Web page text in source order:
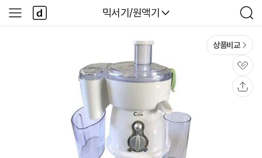
다나와
믹서기/원액기
검
색
사
이
다
나
와
상품비교
관
심